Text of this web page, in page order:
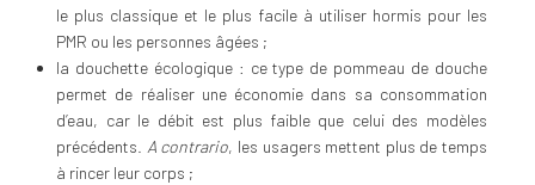
le plus classique et le plus facile à utiliser hormis pour les
PMR ou les personnes âgées ;
la douchette écologique : ce type de pommeau de douche
permet de réaliser une économie dans sa consommation
d’eau, car le débit est plus faible que celui des modèles
précédents. A contrario, les usagers mettent plus de temps
à rincer leur corps ;